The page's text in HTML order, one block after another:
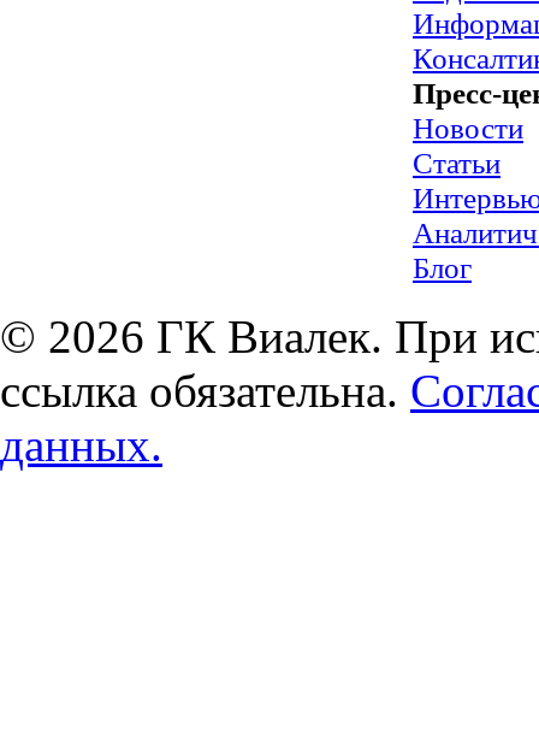
Пресс-
Новости
Статьи
Блог
© 2026 ГК Виалек. При
ссылка обязательна.
данных.